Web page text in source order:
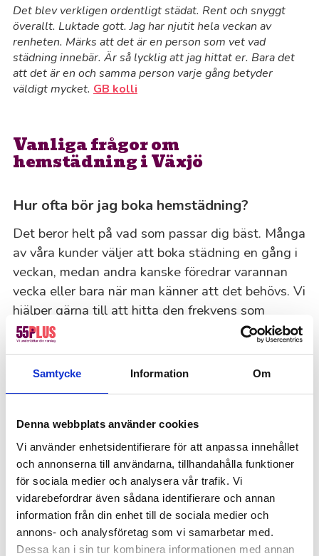
Samtycke Information Om
Denna webbplats använder cookies
Vi använder enhetsidentifierare för att anpassa innehållet
och annonserna till användarna, tillhandahålla funktioner
för sociala medier och analysera vår trafik. Vi
vidarebefordrar även sådana identifierare och annan
information från din enhet till de sociala medier och
annons- och analysföretag som vi samarbetar med.
Dessa kan i sin tur kombinera informationen med annan
Det blev verkligen ordentligt städat. Rent och snyggt
överallt. Luktade gott. Jag har njutit hela veckan av
renheten. Märks att det är en person som vet vad
städning innebär. Är så lycklig att jag hittat er. Bara det
att det är en och samma person varje gång betyder
väldigt mycket. GB kolli
Vanliga frågor om
hemstädning i Växjö
Hur ofta bör jag boka hemstädning?
Det beror helt på vad som passar dig bäst. Många
av våra kunder väljer att boka städning en gång i
veckan, medan andra kanske föredrar varannan
vecka eller bara när man känner att det behövs. Vi
hjälper gärna till att hitta den frekvens som
passar just din vardag.
Vad behöver jag förbereda inför städningen?
vi din utrustning under städningen – så se gärna
till att allt material finns tillgängligt. När det
gäller stor- och flyttstädning tar vi självklart med
oss eget material om det behövs. Tänk även på
att plocka undan personliga föremål och informera
oss om det finns specifika områden eller uppgifter
du vill fokusera lite extra på när vi städar.